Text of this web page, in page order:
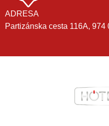
ADRESA
Partizánska cesta 116A, 974